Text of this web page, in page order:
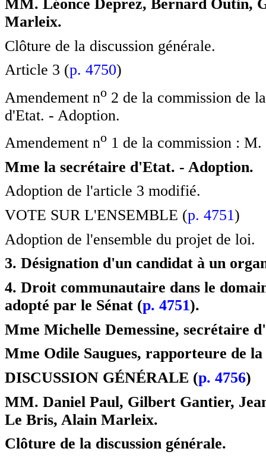
MM. Léonce Deprez, Bernard Outin,
Marleix.
Clôture de la discussion générale.
Article 3 (p. 4750)
Amendement no 2 de la commission de
d'Etat. - Adoption.
Amendement no 1 de la commission :
Mme la secrétaire d'Etat. - Adoption.
Adoption de l'article 3 modifié.
VOTE SUR L'ENSEMBLE (p. 4751)
Adoption de l'ensemble du projet de loi.
3. Désignation d'un candidat à un
4. Droit communautaire dans le
adopté par le Sénat (p. 4751).
Mme Michelle Demessine, secrétaire
Mme Odile Saugues, rapporteure de
DISCUSSION GÉNÉRALE (p. 4756)
MM. Daniel Paul, Gilbert Gantier,
Le Bris, Alain Marleix.
Clôture de la discussion générale.